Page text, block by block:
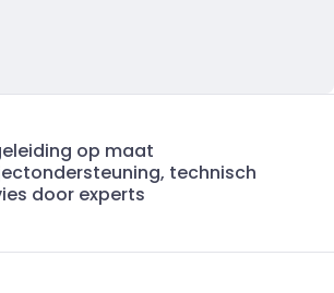
op maat
technisch
door experts